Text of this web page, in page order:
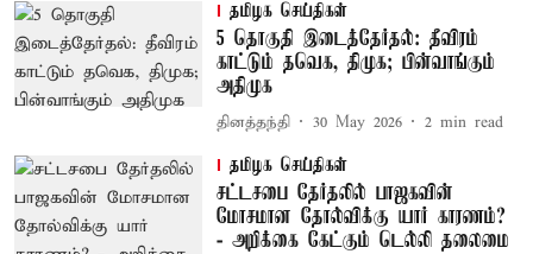
தமிழக செய்திகள்
5 தொகுதி இடைத்தேர்தல்: தீவிரம்
காட்டும் தவெக, திமுக; பின்வாங்கும்
அதிமுக
தினத்தந்தி 30 May 2026 2 min read
தமிழக செய்திகள்
சட்டசபை தேர்தலில் பாஜகவின்
மோசமான தோல்விக்கு யார் காரணம்?
- அறிக்கை கேட்கும் டெல்லி தலைமை